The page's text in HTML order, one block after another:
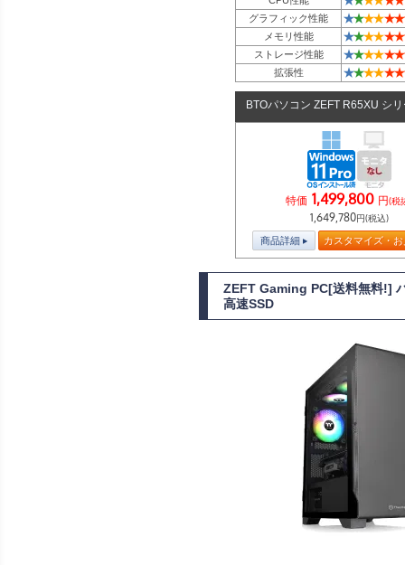
グラフィック性能 ★★★★★★
メモリ性能 ★★★★★★
ストレージ性能 ★★★★★★
拡張性 ★★★★★★
BTOパソコン ZEFT R65XU シ
特価 1,499,800 円(税
1,649,780円(税込)
商品詳細 カスタマイズ・
ZEFT Gaming PC[送料無料!]
高速SSD